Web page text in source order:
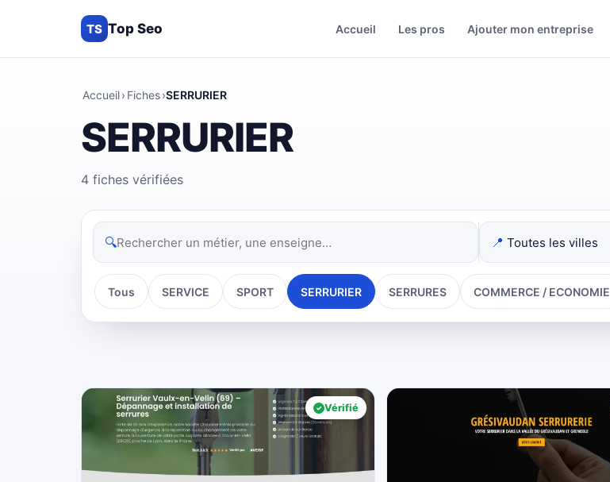
TS Top Seo Accueil Les pros Ajouter mon entreprise
Accueil› Fiches›SERRURIER
SERRURIER
4 fiches vérifiées
🔍 📍
Tous SERVICE SPORT SERRURIER SERRURES COMMERCE / ECONOMIE
Vérifié